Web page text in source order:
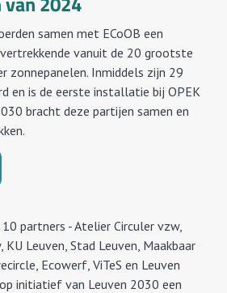
samen met ECoOB een
vanuit de 20 grootste
zonnepanelen. Inmiddels zijn 29
en is de eerste installatie bij OPEK
bracht deze partijen samen en
10 partners - Atelier Circuler vzw,
KU Leuven, Stad Leuven, Maakbaar
Ecowerf, ViTeS en Leuven
initiatief van Leuven 2030 een